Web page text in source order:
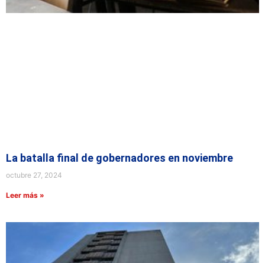
La batalla final de gobernadores en noviembre
octubre 27, 2024
Leer más »